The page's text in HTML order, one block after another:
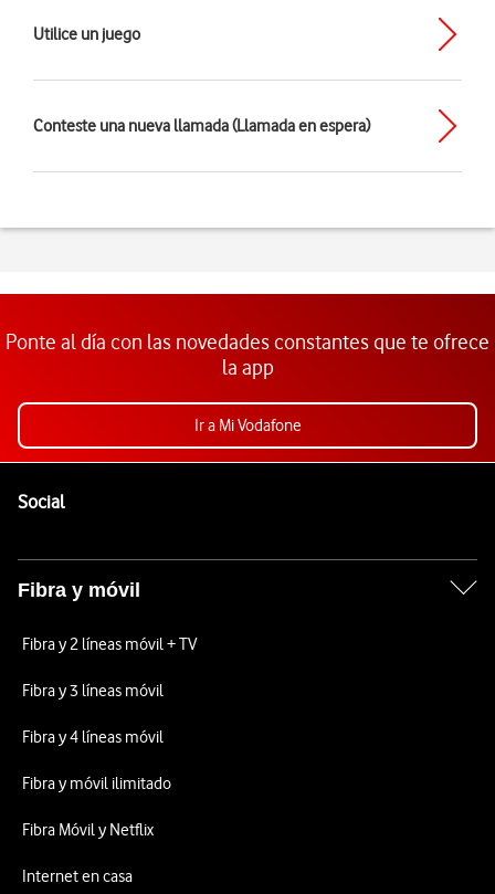
Utilice un juego
Conteste una nueva llamada (Llamada en espera)
Ponte al día con las novedades constantes que te ofrece
la app
Ir a Mi Vodafone
SocialEnlaces a las redes sociales de Vodafone
Fibra y móvil
Fibra y 2 líneas móvil + TV
Fibra y 3 líneas móvil
Fibra y 4 líneas móvil
Fibra y móvil ilimitado
Fibra Móvil y Netflix
Internet en casa